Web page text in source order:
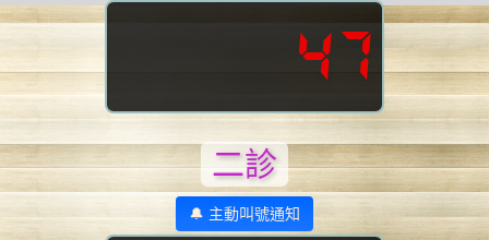
47
二診
🔔 主動叫號通知